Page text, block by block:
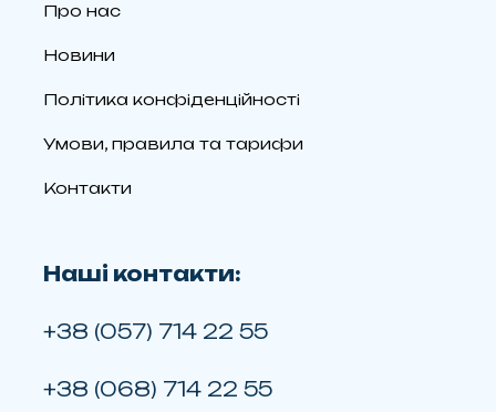
Про нас
Новини
Політика конфіденційності
Умови, правила та тарифи
Контакти
Наші контакти:
+38 (057) 714 22 55
+38 (068) 714 22 55